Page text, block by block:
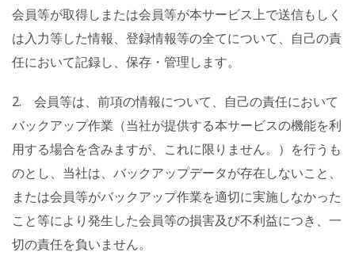
会員等が取得しまたは会員等が本サービス上で送信もしく
は入力等した情報、登録情報等の全てについて、自己の責
任において記録し、保存・管理します。
2. 会員等は、前項の情報について、自己の責任において
バックアップ作業（当社が提供する本サービスの機能を利
用する場合を含みますが、これに限りません。）を行うも
のとし、当社は、バックアップデータが存在しないこと、
または会員等がバックアップ作業を適切に実施しなかった
こと等により発生した会員等の損害及び不利益につき、一
切の責任を負いません。